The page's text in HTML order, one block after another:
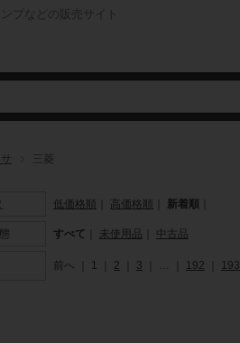
プなどの販売サイト
三菱
低価格順 高価格順 新着順
すべて 未使用品 中古品
前へ 1 2 3 … 192 193